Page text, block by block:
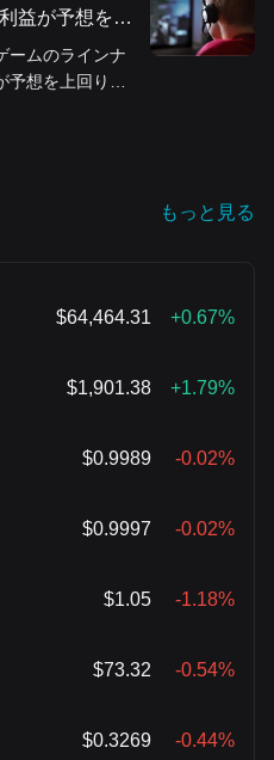
益が予想を大
ハードウェア
念が浮上
ームのラインナ
想を上回りま
もっと見る
$64,464.31 +0.67%
$1,901.38 +1.79%
$0.9989 -0.02%
$0.9997 -0.02%
$1.05 -1.18%
$73.32 -0.54%
$0.3269 -0.44%